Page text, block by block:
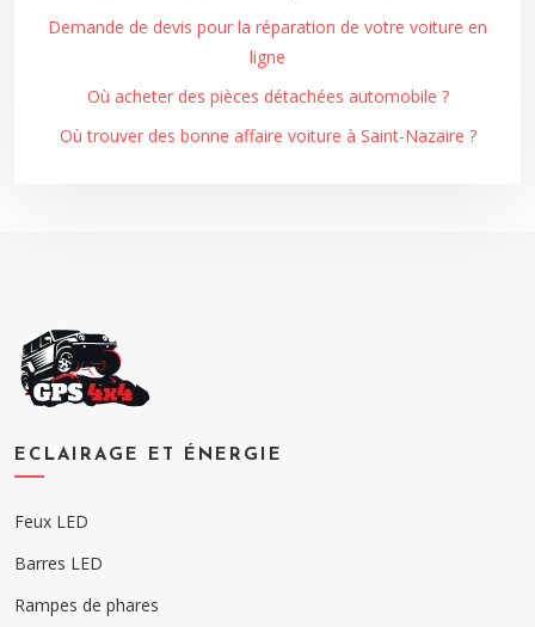
Demande de devis pour la réparation de votre voiture en
ligne
Où acheter des pièces détachées automobile ?
Où trouver des bonne affaire voiture à Saint-Nazaire ?
ECLAIRAGE ET ÉNERGIE
Feux LED
Barres LED
Rampes de phares